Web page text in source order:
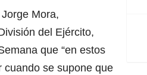
Mora,
del Ejército,
que “en estos
cuando se supone que